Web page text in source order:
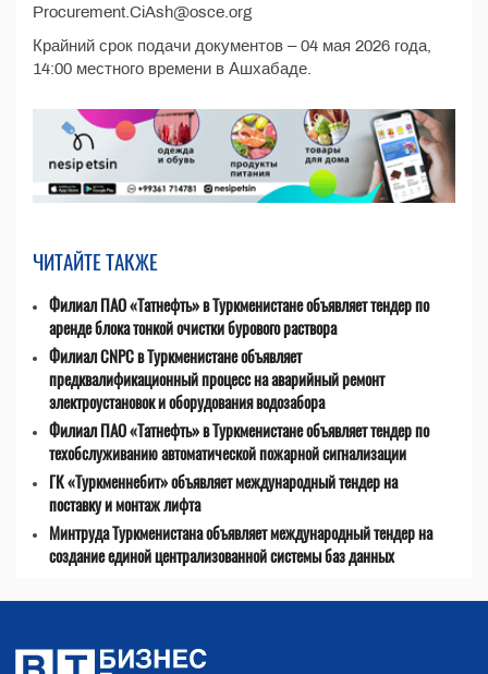
Procurement.CiAsh@osce.org
Крайний срок подачи документов – 04 мая 2026 года,
14:00 местного времени в Ашхабаде.
ЧИТАЙТЕ ТАКЖЕ
Филиал ПАО «Татнефть» в Туркменистане объявляет тендер по
аренде блока тонкой очистки бурового раствора
Филиал CNPC в Туркменистане объявляет
предквалификационный процесс на аварийный ремонт
электроустановок и оборудования водозабора
Филиал ПАО «Татнефть» в Туркменистане объявляет тендер по
техобслуживанию автоматической пожарной сигнализации
ГК «Туркменнебит» объявляет международный тендер на
поставку и монтаж лифта
Минтруда Туркменистана объявляет международный тендер на
создание единой централизованной системы баз данных